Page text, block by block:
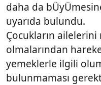
daha da
uyarıda bulundu.
Çocukların ailelerini
olmalarından
yemeklerle ilgili
bulunmaması